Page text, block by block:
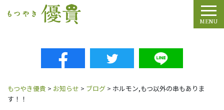
MENU
もつやき優貴 > お知らせ > ブログ > ホルモン,もつ以外の串もありま
す！！